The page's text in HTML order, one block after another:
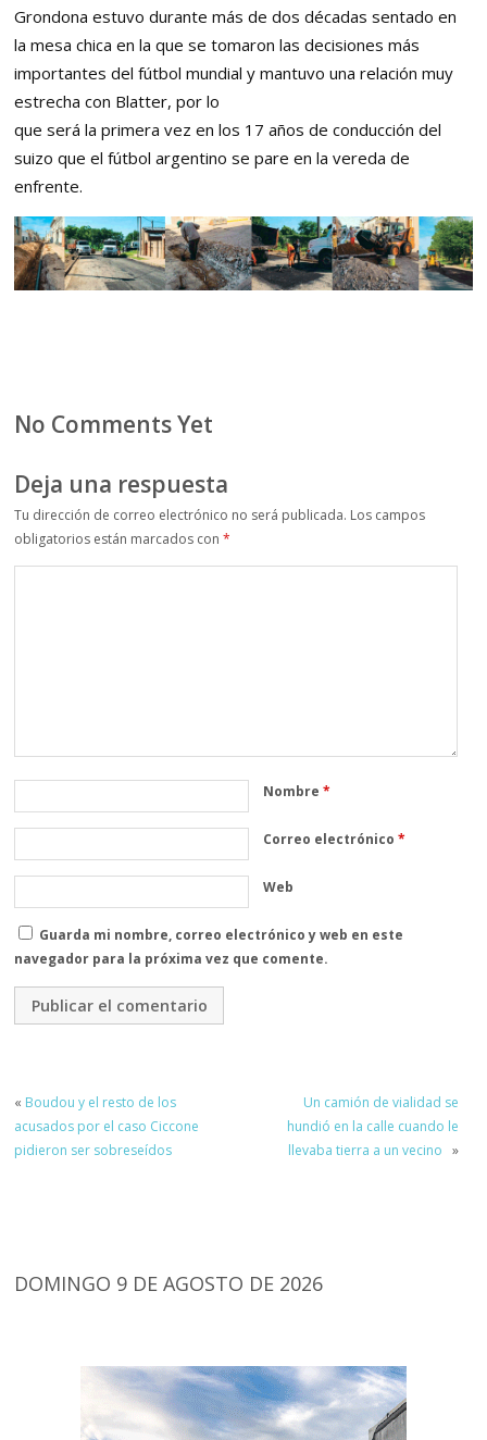
Grondona estuvo durante más de dos décadas sentado en
la mesa chica en la que se tomaron las decisiones más
importantes del fútbol mundial y mantuvo una relación muy
estrecha con Blatter, por lo
que será la primera vez en los 17 años de conducción del
suizo que el fútbol argentino se pare en la vereda de
enfrente.
No Comments Yet
Deja una respuesta
Tu dirección de correo electrónico no será publicada. Los campos
obligatorios están marcados con*
Nombre*
Correo electrónico*
Web
Guarda mi nombre, correo electrónico y web en este
navegador para la próxima vez que comente.
« Boudou y el resto de los
acusados por el caso Ciccone
pidieron ser sobreseídos
Un camión de vialidad se
hundió en la calle cuando le
llevaba tierra a un vecino »
DOMINGO 9 DE AGOSTO DE 2026